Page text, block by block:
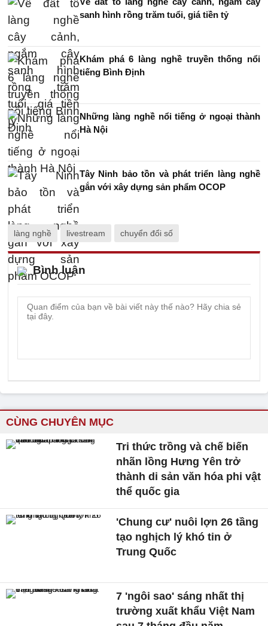
sanh hình rồng trăm tuổi, giá tiền tỷ
Khám phá 6 làng nghề truyền thống nổi
tiếng Bình Định
Những làng nghề nổi tiếng ở ngoại thành
Hà Nội
Tây Ninh bảo tồn và phát triển làng nghề
gắn với xây dựng sản phẩm OCOP
làng nghề livestream chuyển đổi số
Bình luận
CÙNG CHUYÊN MỤC
Tri thức trồng và chế biến
nhãn lồng Hưng Yên trở
thành di sản văn hóa phi vật
thể quốc gia
'Chung cư' nuôi lợn 26 tầng
tạo nghịch lý khó tin ở
Trung Quốc
7 'ngôi sao' sáng nhất thị
trường xuất khẩu Việt Nam